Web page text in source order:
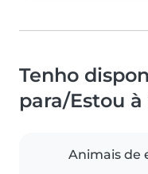
Tenho
para/Estou
Animais de